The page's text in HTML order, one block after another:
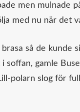
men mulnade
med nu när det
så de kunde
soffan, gamle
polarn slog för